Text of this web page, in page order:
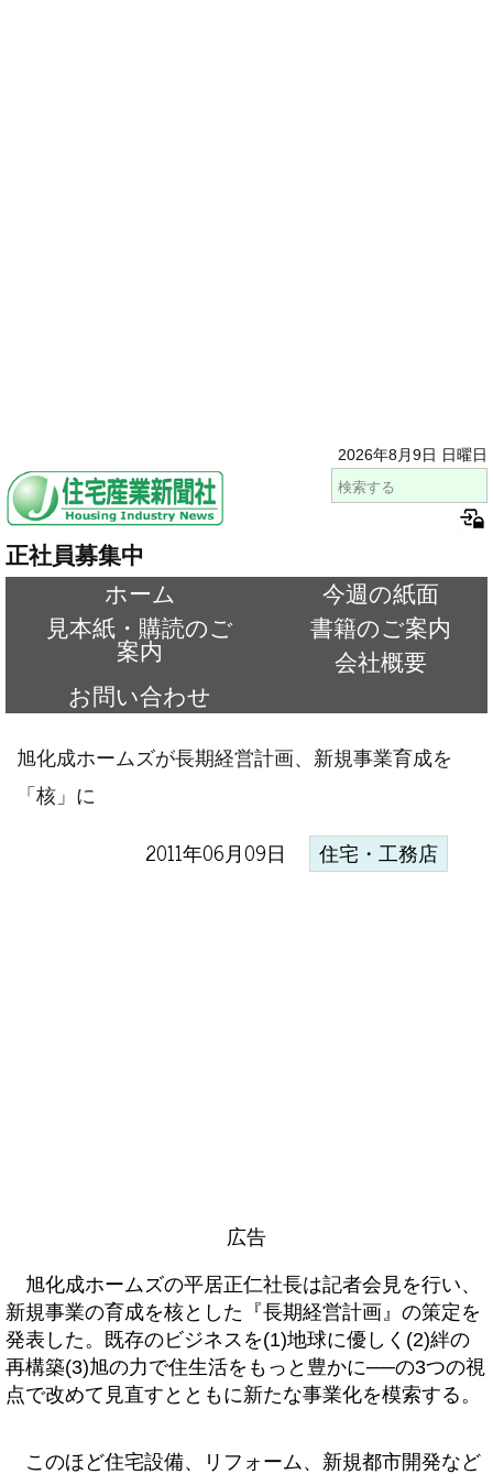
2026年8月9日 日曜日
正社員募集中
ホーム
今週の紙面
見本紙・購読のご
案内
書籍のご案内
会社概要
お問い合わせ
旭化成ホームズが長期経営計画、新規事業育成を
「核」に
2011年06月09日 住宅・工務店
広告
旭化成ホームズの平居正仁社長は記者会見を行い、
新規事業の育成を核とした『長期経営計画』の策定を
発表した。既存のビジネスを(1)地球に優しく(2)絆の
再構築(3)旭の力で住生活をもっと豊かに──の3つの視
点で改めて見直すとともに新たな事業化を模索する。
このほど住宅設備、リフォーム、新規都市開発など